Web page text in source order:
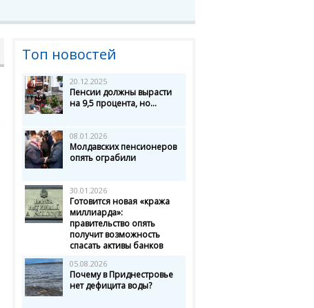
Топ новостей
20.12.2025
Пенсии должны вырасти
на 9,5 процента, но...
08.01.2026
Молдавских пенсионеров
опять ограбили
30.01.2026
Готовится новая «кража
миллиарда»:
правительство опять
получит возможность
спасать активы банков
05.08.2026
Почему в Приднестровье
нет дефицита воды?